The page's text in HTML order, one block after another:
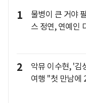
1
물병이 큰 거야
스 정연, 연예인
2
악뮤 이수현, '김
여행 "첫 만남에